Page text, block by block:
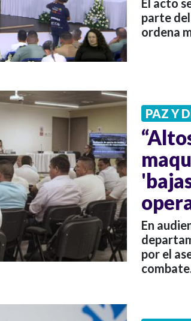
El acto
parte
ordena
PAZ Y
En
por el